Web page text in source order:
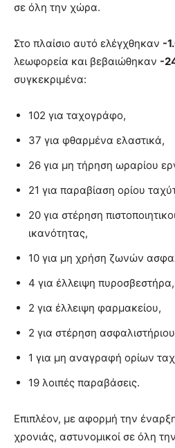
σε όλη την χώρα.
Στο πλαίσιο αυτό ελέγχθηκαν -
λεωφορεία και βεβαιώθηκαν -
συγκεκριμένα:
102 για ταχογράφο,
37 για φθαρμένα ελαστικά,
26 για μη τήρηση ωραρίου
21 για παραβίαση ορίου
20 για στέρηση
ικανότητας,
10 για μη χρήση ζωνών
4 για έλλειψη πυροσβεστήρα,
2 για έλλειψη φαρμακείου,
2 για στέρηση
1 για μη αναγραφή ορίων
19 λοιπές παραβάσεις.
Επιπλέον, με αφορμή την
χρονιάς, αστυνομικοί σε όλη